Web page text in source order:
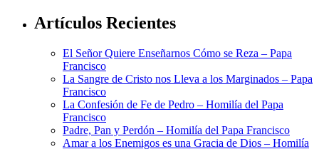
Artículos Recientes
El Señor Quiere Enseñarnos Cómo se Reza – Papa
Francisco
La Sangre de Cristo nos Lleva a los Marginados – Papa
Francisco
La Confesión de Fe de Pedro – Homilía del Papa
Francisco
Padre, Pan y Perdón – Homilía del Papa Francisco
Amar a los Enemigos es una Gracia de Dios – Homilía